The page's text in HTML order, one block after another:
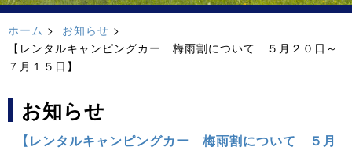
ホーム
お知らせ
【レンタルキャンピングカー 梅雨割について ５月２０日～
７月１５日】
お知らせ
【レンタルキャンピングカー 梅雨割について ５月